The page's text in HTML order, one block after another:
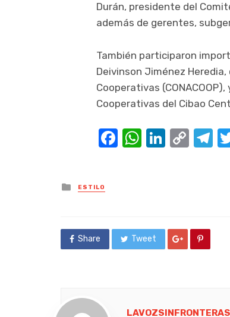
Durán, presidente del
además de gerentes,
También participaron
Deivinson Jiménez
Cooperativas
Cooperativas del Cibao
Facebook
WhatsApp
Posted
in
ESTILO
Share Tweet